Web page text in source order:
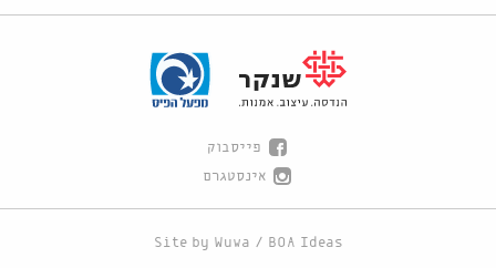
פייסבוק
אינסטגרם
Site by Wuwa / BOA Ideas